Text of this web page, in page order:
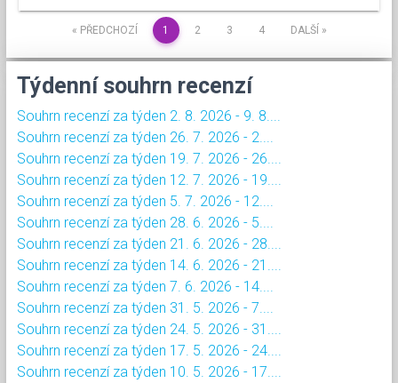
« PŘEDCHOZÍ 1 2 3 4 DALŠÍ »
Týdenní souhrn recenzí
Souhrn recenzí za týden 2. 8. 2026 - 9. 8....
Souhrn recenzí za týden 26. 7. 2026 - 2....
Souhrn recenzí za týden 19. 7. 2026 - 26....
Souhrn recenzí za týden 12. 7. 2026 - 19....
Souhrn recenzí za týden 5. 7. 2026 - 12....
Souhrn recenzí za týden 28. 6. 2026 - 5....
Souhrn recenzí za týden 21. 6. 2026 - 28....
Souhrn recenzí za týden 14. 6. 2026 - 21....
Souhrn recenzí za týden 7. 6. 2026 - 14....
Souhrn recenzí za týden 31. 5. 2026 - 7....
Souhrn recenzí za týden 24. 5. 2026 - 31....
Souhrn recenzí za týden 17. 5. 2026 - 24....
Souhrn recenzí za týden 10. 5. 2026 - 17....